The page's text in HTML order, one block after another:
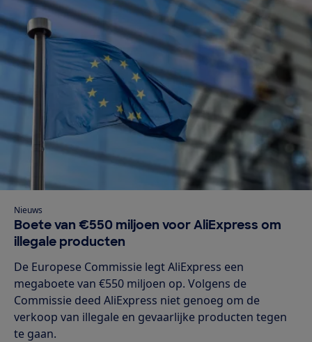
Nieuws
Boete van €550 miljoen voor AliExpress om
illegale producten
De Europese Commissie legt AliExpress een
megaboete van €550 miljoen op. Volgens de
Commissie deed AliExpress niet genoeg om de
verkoop van illegale en gevaarlijke producten tegen
te gaan.